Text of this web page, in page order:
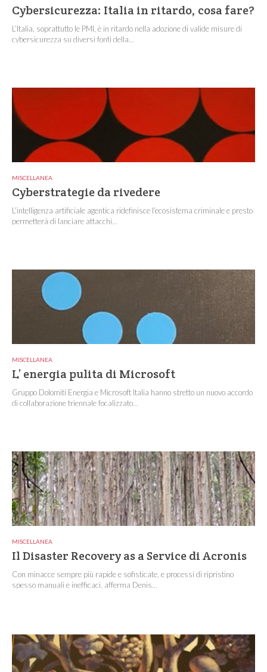
Cybersicurezza: Italia in ritardo, cosa fare?
L’Italia, soprattutto le PMI, è in ritardo nella adozione di valide misure di
cybersicurezza su diversi fonti della...
MISCELLANEA
Cyberstrategie da rivedere
L’intelligenza artificiale agentica ridefinisce l’ecosistema criminale e presto
permetterà di lanciare attacchi...
MISCELLANEA
L’ energia pulita di Microsoft
Gruppo Dolomiti Energia e Microsoft Italia hanno stretto un nuovo accordo
di collaborazione triennale focalizzato...
MISCELLANEA
Il Disaster Recovery as a Service di Acronis
Con minacce sempre più rapide e sofisticate, e processi di ripristino
spesso manuali e inefficaci, afferma Denis...